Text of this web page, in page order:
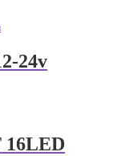
24v
16LED